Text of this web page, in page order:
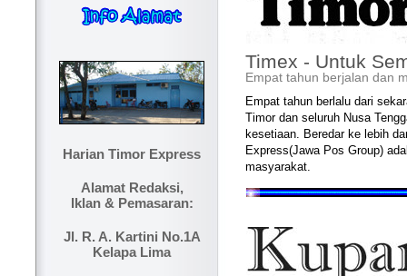
Harian Timor Express
Alamat Redaksi,
Iklan & Pemasaran:
Jl. R. A. Kartini No.1A
Kelapa Lima
Timex - Untuk
Empat tahun berjalan dan
Empat tahun berlalu dari
Timor dan seluruh Nusa
kesetiaan. Beredar ke lebih
Express(Jawa Pos Group)
masyarakat.